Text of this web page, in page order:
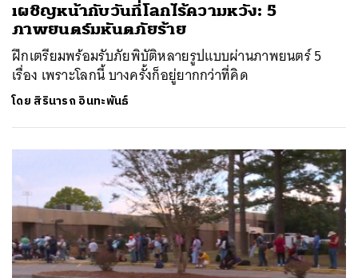
เผชิญหน้ากับวันที่โลกไร้ความหวัง: 5
ภาพยนตร์มหันตภัยร้าย
ฝึกเตรียมพร้อมรับภัยพิบัติหลายรูปแบบผ่านภาพยนตร์ 5
เรื่อง เพราะโลกนี้ บางครั้งก็อยู่ยากกว่าที่คิด
โดย สิรินารถ อินทะพันธ์
SHARE TWEET LINE EMAIL